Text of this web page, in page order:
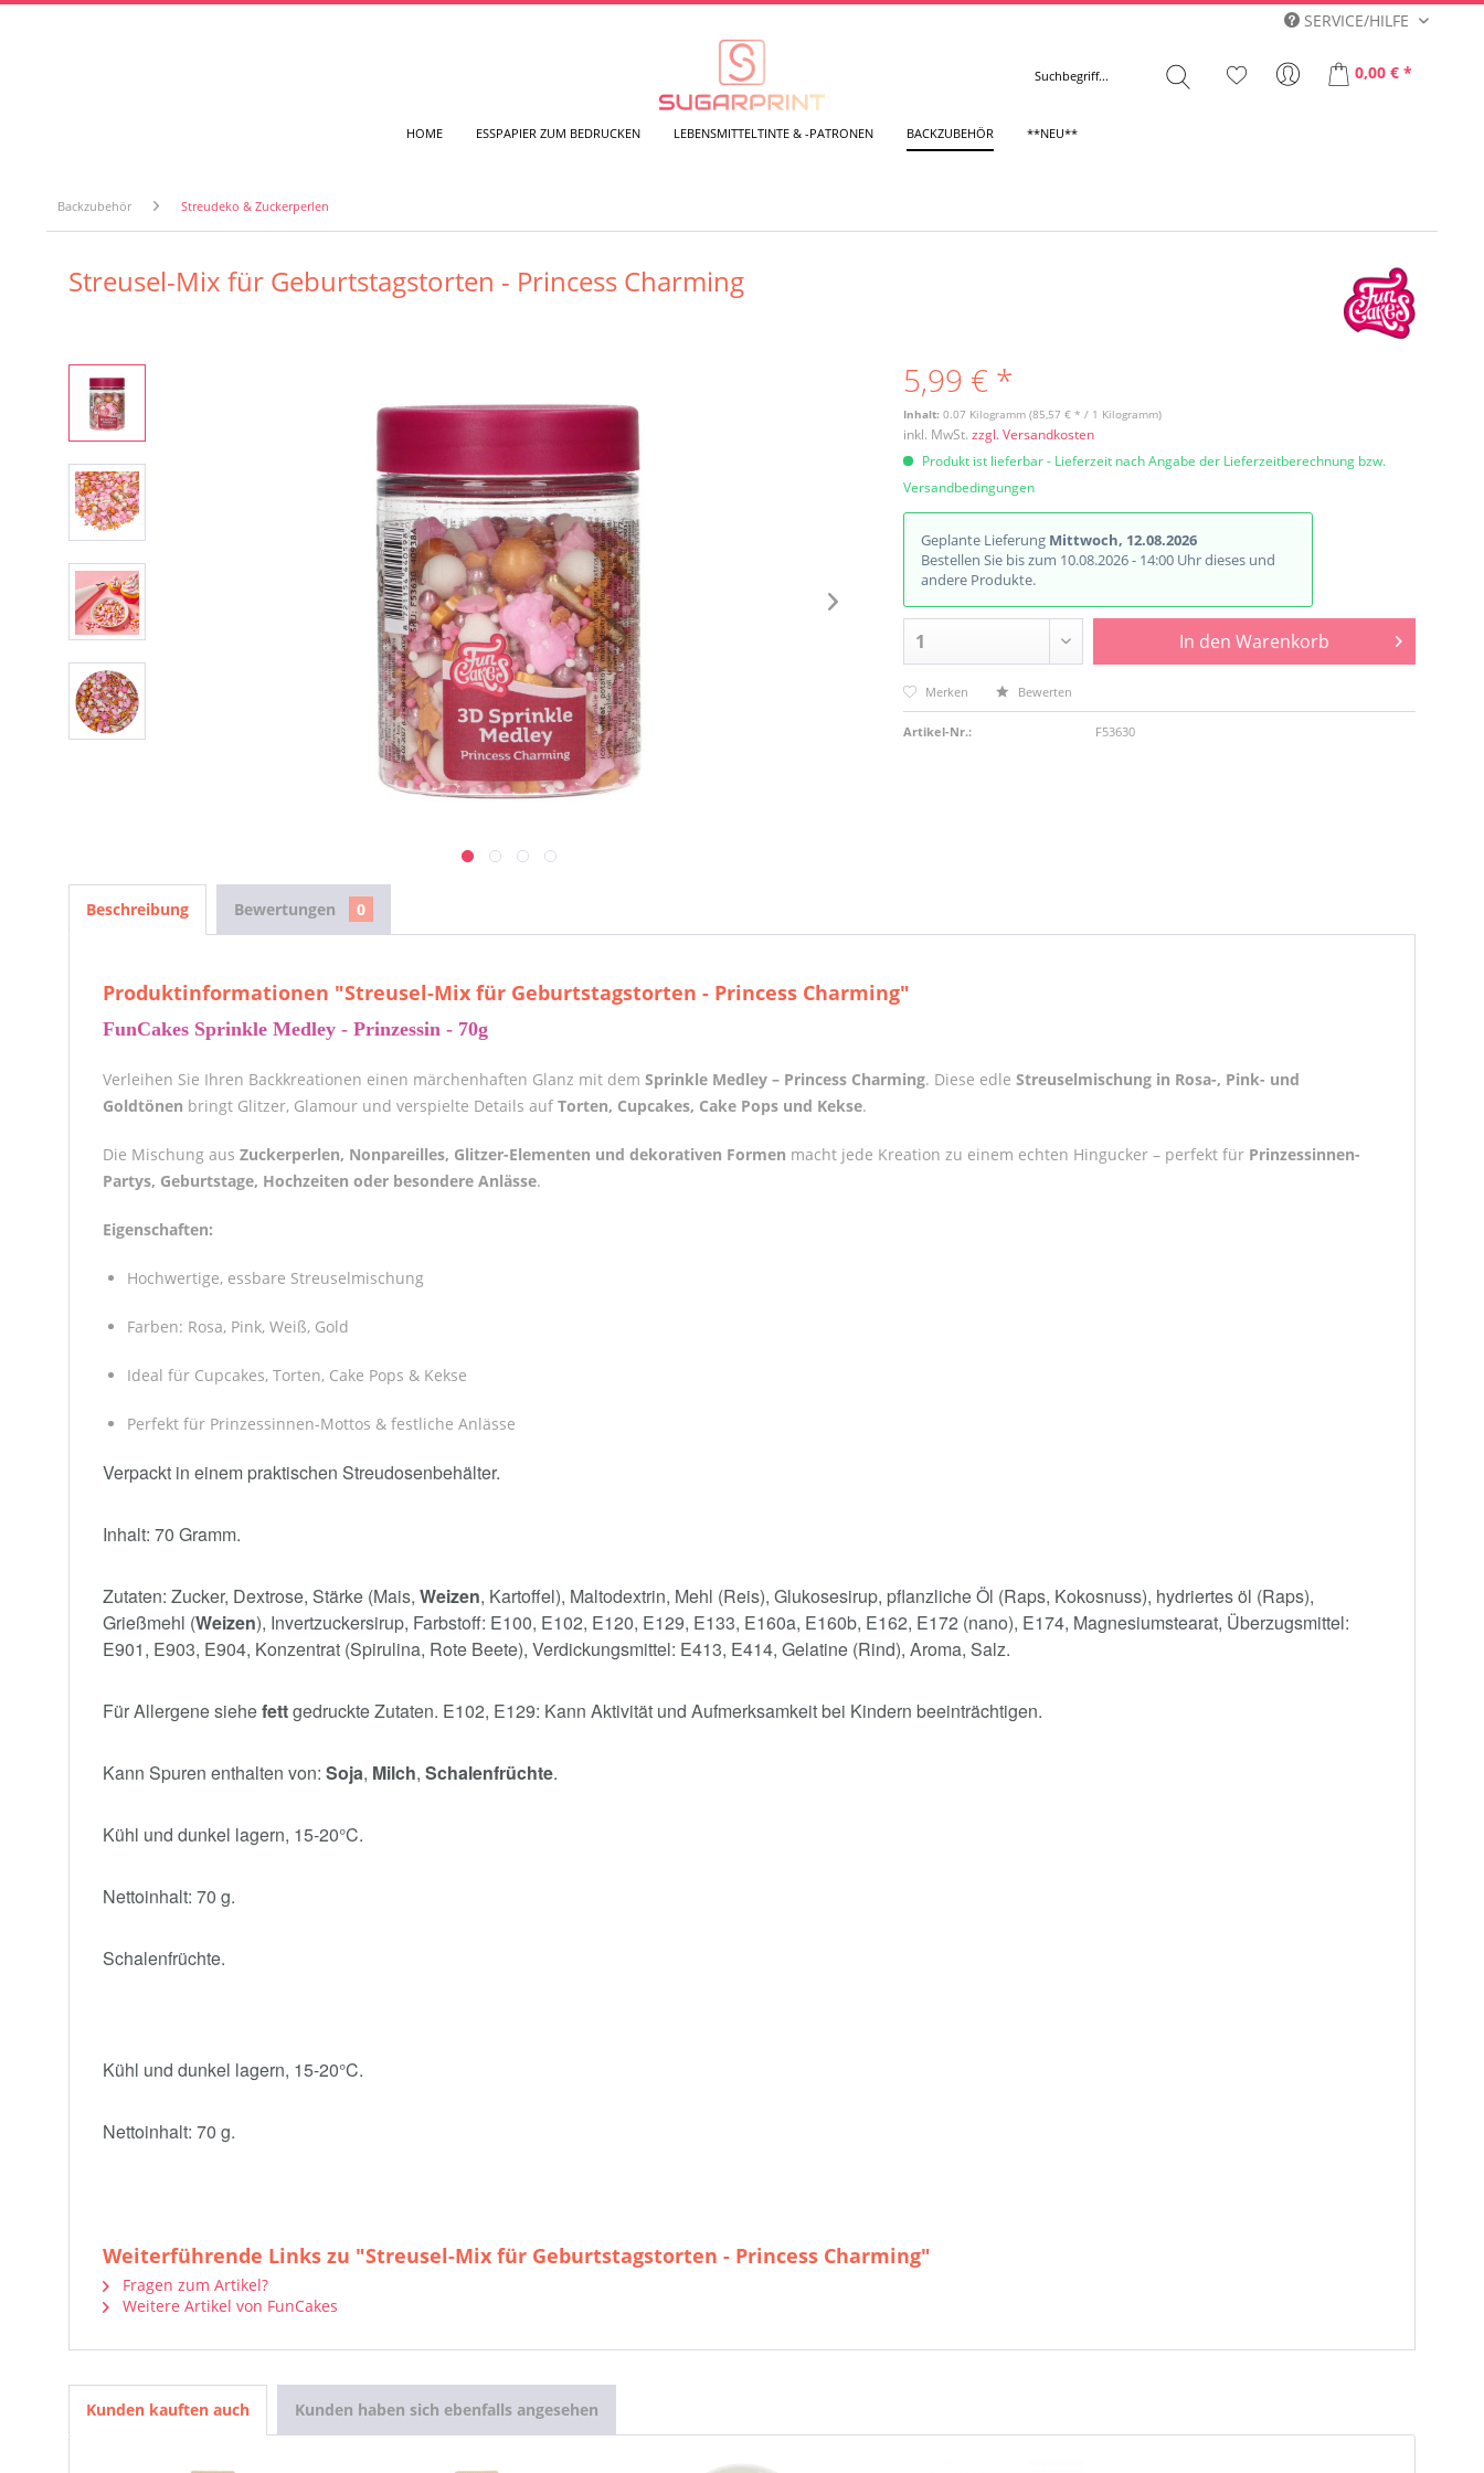
SERVICE/HILFE
0,00 € *
HOME ESSPAPIER ZUM BEDRUCKEN LEBENSMITTELTINTE & -PATRONEN BACKZUBEHÖR **NEU**
Backzubehör Streudeko & Zuckerperlen
Streusel-Mix für Geburtstagstorten - Princess Charming
5,99 € *
Inhalt:0.07 Kilogramm (85,57 € * / 1 Kilogramm)
inkl. MwSt.zzgl. Versandkosten
Produkt ist lieferbar - Lieferzeit nach Angabe der Lieferzeitberechnung bzw.
Versandbedingungen
Geplante Lieferung Mittwoch, 12.08.2026
Bestellen Sie bis zum 10.08.2026 - 14:00 Uhr dieses und
andere Produkte.
In den Warenkorb
Merken Bewerten
Artikel-Nr.: F53630
Beschreibung Bewertungen 0
Produktinformationen "Streusel-Mix für Geburtstagstorten - Princess Charming"
FunCakes Sprinkle Medley - Prinzessin - 70g
Verleihen Sie Ihren Backkreationen einen märchenhaften Glanz mit dem Sprinkle Medley – Princess Charming. Diese edle Streuselmischung in Rosa-, Pink- und
Goldtönen bringt Glitzer, Glamour und verspielte Details auf Torten, Cupcakes, Cake Pops und Kekse.
Die Mischung aus Zuckerperlen, Nonpareilles, Glitzer-Elementen und dekorativen Formen macht jede Kreation zu einem echten Hingucker – perfekt für Prinzessinnen-
Partys, Geburtstage, Hochzeiten oder besondere Anlässe.
Eigenschaften:
Hochwertige, essbare Streuselmischung
Farben: Rosa, Pink, Weiß, Gold
Ideal für Cupcakes, Torten, Cake Pops & Kekse
Perfekt für Prinzessinnen-Mottos & festliche Anlässe
Verpackt in einem praktischen Streudosenbehälter.
Inhalt: 70 Gramm.
Zutaten: Zucker, Dextrose, Stärke (Mais, Weizen, Kartoffel), Maltodextrin, Mehl (Reis), Glukosesirup, pflanzliche Öl (Raps, Kokosnuss), hydriertes öl (Raps),
Grießmehl (Weizen), Invertzuckersirup, Farbstoff: E100, E102, E120, E129, E133, E160a, E160b, E162, E172 (nano), E174, Magnesiumstearat, Überzugsmittel:
E901, E903, E904, Konzentrat (Spirulina, Rote Beete), Verdickungsmittel: E413, E414, Gelatine (Rind), Aroma, Salz.
Für Allergene siehefettgedruckte Zutaten. E102, E129: Kann Aktivität und Aufmerksamkeit bei Kindern beeinträchtigen.
Kann Spuren enthalten von: Soja, Milch, Schalenfrüchte.
Kühl und dunkel lagern, 15-20°C.
Nettoinhalt: 70 g.
Schalenfrüchte.
Kühl und dunkel lagern, 15-20°C.
Nettoinhalt: 70 g.
Weiterführende Links zu "Streusel-Mix für Geburtstagstorten - Princess Charming"
Fragen zum Artikel?
Weitere Artikel von FunCakes
Kunden kauften auch Kunden haben sich ebenfalls angesehen